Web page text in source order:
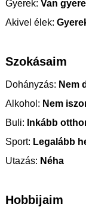
Gyerek: Van
Akivel élek:
Szokásaim
Dohányzás: Nem
Alkohol: Nem
Buli: Inkább
Sport: Legalább
Utazás: Néha
Hobbijaim